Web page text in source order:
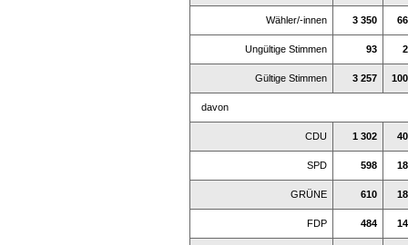
Wähler/-innen 3 350
Ungültige Stimmen 93
Gültige Stimmen 3 257
davon
CDU 1 302
SPD 598
GRÜNE 610
FDP 484